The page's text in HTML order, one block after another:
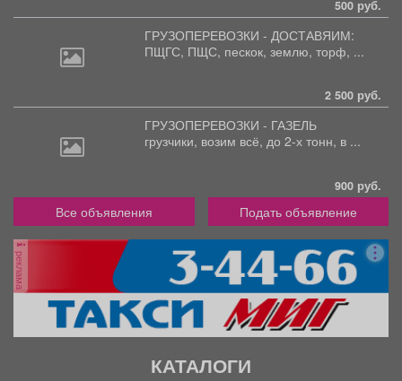
500 руб.
ГРУЗОПЕРЕВОЗКИ - ДОСТАВЯИМ:
ПЩГС, ПЩС, пескок, землю, торф, ...
2 500 руб.
ГРУЗОПЕРЕВОЗКИ - ГАЗЕЛЬ
грузчики, возим всё, до 2-х тонн, в ...
900 руб.
Все объявления Подать объявление
реклама
КАТАЛОГИ